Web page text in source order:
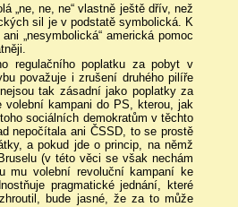
„ne, ne, ne“ vlastně ještě dřív, než
sil je v podstatě symbolická. K
„nesymbolická“ americká pomoc
regulačního poplatku za pobyt v
považuje i zrušení druhého pilíře
tak zásadní jako poplatky za
kampani do PS, kterou, jak
sociálních demokratům v těchto
nepočítala ani ČSSD, to se prostě
a pokud jde o princip, na němž
(v této věci se však nechám
mu volební revoluční kampaní ke
pragmatické jednání, které
bude jasné, že za to může